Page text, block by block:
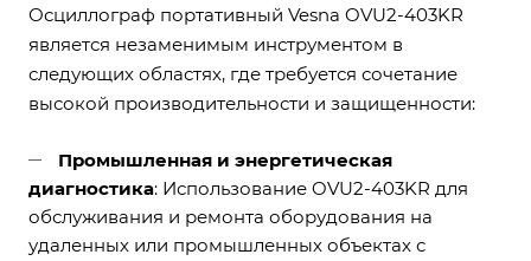
Осциллограф портативный Vesna OVU2-403KR
является незаменимым инструментом в
следующих областях, где требуется сочетание
высокой производительности и защищенности:
Промышленная и энергетическая
диагностика: Использование OVU2-403KR для
обслуживания и ремонта оборудования на
удаленных или промышленных объектах с